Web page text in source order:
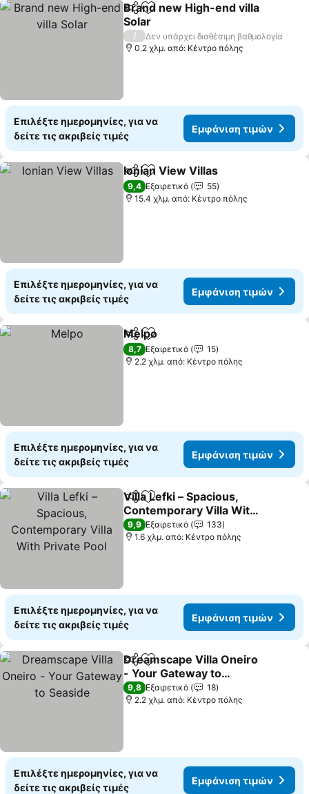
Κοινοποίηση
Προσθήκη στα αγαπημένα
Brand new High-end villa
Solar
/
Δεν υπάρχει διαθέσιμη βαθμολογία
0.2 χλμ. από: Κέντρο πόλης
Επιλέξτε ημερομηνίες, για να
δείτε τις ακριβείς τιμές
Εμφάνιση τιμών
Κοινοποίηση
Προσθήκη στα αγαπημένα
Ionian View Villas
9,4 Εξαιρετικό
55
15.4 χλμ. από: Κέντρο πόλης
Επιλέξτε ημερομηνίες, για να
δείτε τις ακριβείς τιμές
Εμφάνιση τιμών
Κοινοποίηση
Προσθήκη στα αγαπημένα
Melpo
8,7 Εξαιρετικό
15
2.2 χλμ. από: Κέντρο πόλης
Επιλέξτε ημερομηνίες, για να
δείτε τις ακριβείς τιμές
Εμφάνιση τιμών
Κοινοποίηση
Προσθήκη στα αγαπημένα
Villa Lefki – Spacious,
Contemporary Villa With
Private Pool
9,9 Εξαιρετικό
133
1.6 χλμ. από: Κέντρο πόλης
Επιλέξτε ημερομηνίες, για να
δείτε τις ακριβείς τιμές
Εμφάνιση τιμών
Κοινοποίηση
Προσθήκη στα αγαπημένα
Dreamscape Villa Oneiro
- Your Gateway to
Seaside
9,8 Εξαιρετικό
18
2.2 χλμ. από: Κέντρο πόλης
Επιλέξτε ημερομηνίες, για να
δείτε τις ακριβείς τιμές
Εμφάνιση τιμών